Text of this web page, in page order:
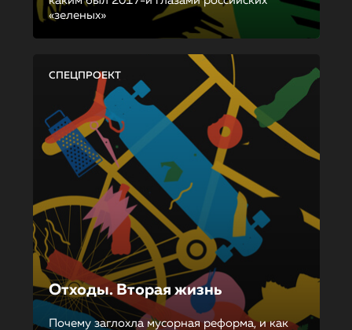
«зеленых»
СПЕЦПРОЕКТ
Отходы. Вторая жизнь
Почему заглохла мусорная реформа, и как